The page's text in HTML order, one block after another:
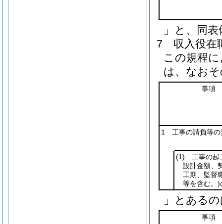
」と、同
7
収入役在
この規程
は、なお
事項
1 工事の請負等の
(1) 工事の起
設計金額、
工期、監督
等を含む。)
」とある
事項